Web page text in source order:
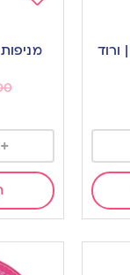
ורוד
wishlist
+